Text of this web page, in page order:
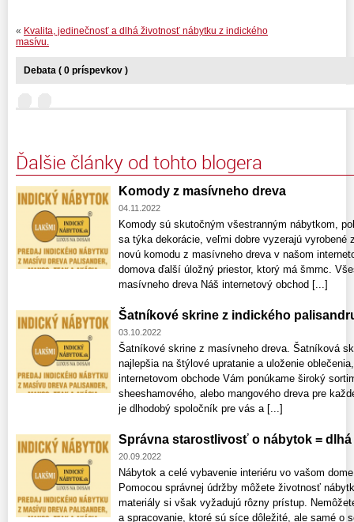
« Kvalita, jedinečnosť a dlhá životnosť nábytku z indického
masívu.
Debata ( 0 príspevkov )
Ďalšie články od tohto blogera
Komody z masívneho dreva
04.11.2022
Komody sú skutočným všestranným nábytkom,
sa týka dekorácie, veľmi dobre vyzerajú vyrobené
novú komodu z masívneho dreva v našom
domova ďalší úložný priestor, ktorý má šmrnc.
masívneho dreva Náš internetový obchod [...]
Šatníkové skrine z indického
03.10.2022
Šatníkové skrine z masívneho dreva. Šatníková
najlepšia na štýlové upratanie a uloženie
internetovom obchode Vám ponúkame široký
sheeshamového, alebo mangového dreva pre
je dlhodobý spoločník pre vás a [...]
Správna starostlivosť o nábytok =
20.09.2022
Nábytok a celé vybavenie interiéru vo vašom
Pomocou správnej údržby môžete životnosť
materiály si však vyžadujú rôzny prístup.
a spracovanie, ktoré sú síce dôležité, ale samé o